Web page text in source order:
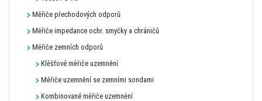
Měřiče přechodových odporů
Měřiče impedance ochr. smyčky a chráničů
Měřiče zemních odporů
Klěšťové měřiče uzemnění
Měřiče uzemnění se zemními sondami
Kombinované měřiče uzemnění